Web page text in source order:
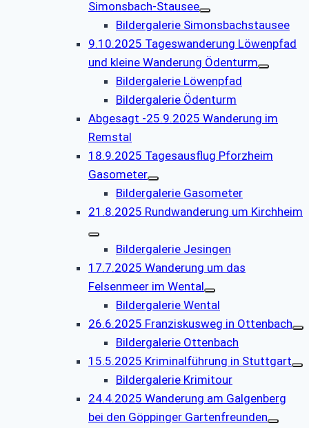
Simonsbach-Stausee
Bildergalerie Simonsbachstausee
9.10.2025 Tageswanderung Löwenpfad
und kleine Wanderung Ödenturm
Bildergalerie Löwenpfad
Bildergalerie Ödenturm
Abgesagt -25.9.2025 Wanderung im
Remstal
18.9.2025 Tagesausflug Pforzheim
Gasometer
Bildergalerie Gasometer
21.8.2025 Rundwanderung um Kirchheim
Bildergalerie Jesingen
17.7.2025 Wanderung um das
Felsenmeer im Wental
Bildergalerie Wental
26.6.2025 Franziskusweg in Ottenbach
Bildergalerie Ottenbach
15.5.2025 Kriminalführung in Stuttgart
Bildergalerie Krimitour
24.4.2025 Wanderung am Galgenberg
bei den Göppinger Gartenfreunden